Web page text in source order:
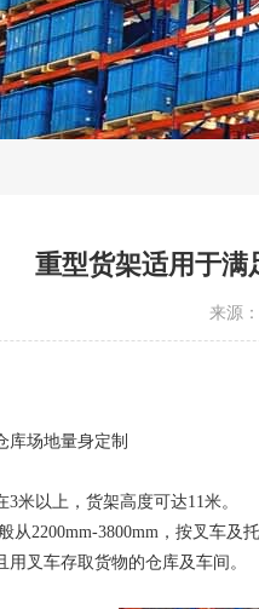
重型货架适用于满
来源：
库场地量身定制
米以上，货架高度可达11米。
2200mm-3800mm，按叉车及
叉车存取货物的仓库及车间。